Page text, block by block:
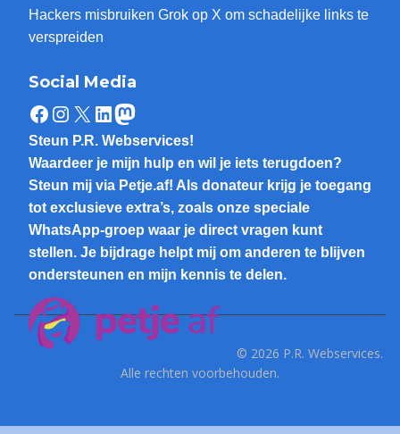
Hackers misbruiken Grok op X om schadelijke links te
verspreiden
Social Media
Facebook
Instagram
X LinkedIn
Mastodon
Steun P.R. Webservices!
Waardeer je mijn hulp en wil je iets terugdoen?
Steun mij via Petje.af! Als donateur krijg je toegang
tot exclusieve extra’s, zoals onze speciale
WhatsApp-groep waar je direct vragen kunt
stellen. Je bijdrage helpt mij om anderen te blijven
ondersteunen en mijn kennis te delen.
© 2026 P.R. Webservices.
Alle rechten voorbehouden.